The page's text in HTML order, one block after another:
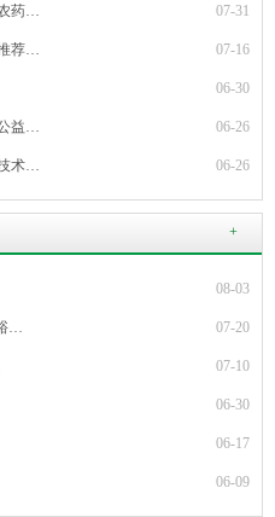
药… 07-31
荐… 07-16
06-30
益… 06-26
术… 06-26
+
08-03
… 07-20
07-10
06-30
06-17
06-09